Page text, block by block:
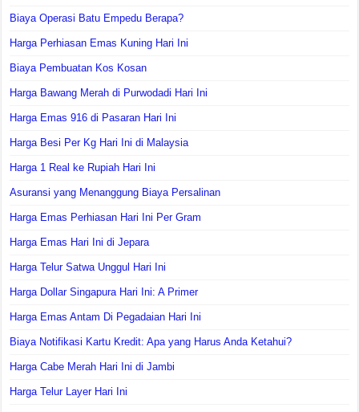
Biaya Operasi Batu Empedu Berapa?
Harga Perhiasan Emas Kuning Hari Ini
Biaya Pembuatan Kos Kosan
Harga Bawang Merah di Purwodadi Hari Ini
Harga Emas 916 di Pasaran Hari Ini
Harga Besi Per Kg Hari Ini di Malaysia
Harga 1 Real ke Rupiah Hari Ini
Asuransi yang Menanggung Biaya Persalinan
Harga Emas Perhiasan Hari Ini Per Gram
Harga Emas Hari Ini di Jepara
Harga Telur Satwa Unggul Hari Ini
Harga Dollar Singapura Hari Ini: A Primer
Harga Emas Antam Di Pegadaian Hari Ini
Biaya Notifikasi Kartu Kredit: Apa yang Harus Anda Ketahui?
Harga Cabe Merah Hari Ini di Jambi
Harga Telur Layer Hari Ini